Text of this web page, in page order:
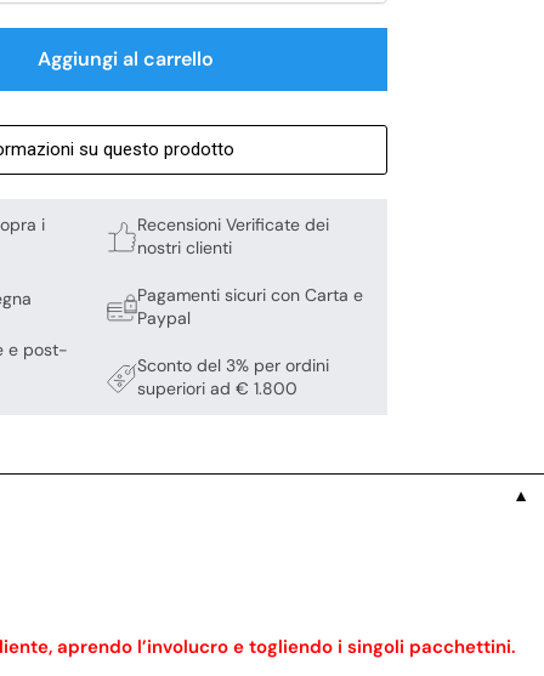
Aggiungi al carrello
su questo prodotto
i
e post-
Recensioni Verificate dei
nostri clienti
Pagamenti sicuri con Carta e
Paypal
Sconto del 3% per ordini
superiori ad € 1.800
▼
aprendo l’involucro e togliendo i singoli pacchettini.